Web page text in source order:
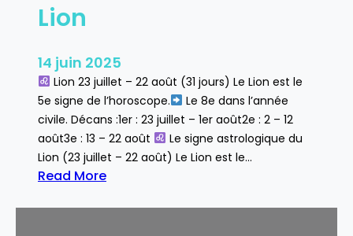
Lion
14 juin 2025
Lion 23 juillet – 22 août (31 jours) Le Lion est le
5e signe de l’horoscope.
Le 8e dans l’année
civile. Décans :1er : 23 juillet – 1er août2e : 2 – 12
août3e : 13 – 22 août
Le signe astrologique du
Lion (23 juillet – 22 août) Le Lion est le…
Read More
L